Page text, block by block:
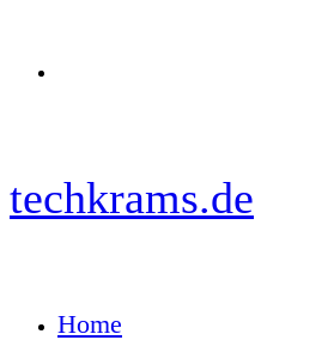
techkrams.de
Home